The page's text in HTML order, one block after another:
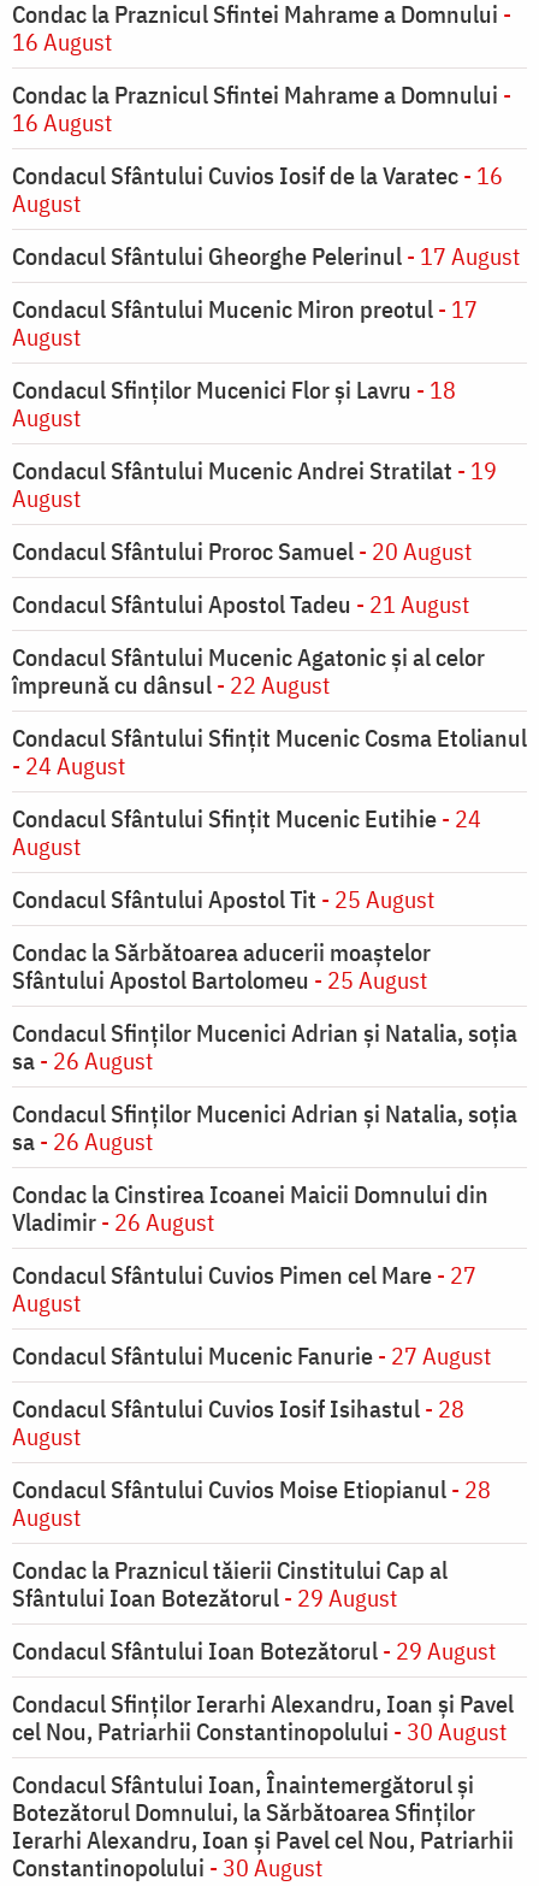
Condac la Praznicul Sfintei Mahrame a Domnului -
16 August
Condac la Praznicul Sfintei Mahrame a Domnului -
16 August
Condacul Sfântului Cuvios Iosif de la Varatec- 16
August
Condacul Sfântului Gheorghe Pelerinul- 17 August
Condacul Sfântului Mucenic Miron preotul- 17
August
Condacul Sfinţilor Mucenici Flor şi Lavru - 18
August
Condacul Sfântului Mucenic Andrei Stratilat - 19
August
Condacul Sfântului Proroc Samuel- 20 August
Condacul Sfântului Apostol Tadeu - 21 August
Condacul Sfântului Mucenic Agatonic şi al celor
împreună cu dânsul- 22 August
Condacul Sfântului Sfinţit Mucenic Cosma Etolianul
- 24 August
Condacul Sfântului Sfinţit Mucenic Eutihie- 24
August
Condacul Sfântului Apostol Tit - 25 August
Condac la Sărbătoarea aducerii moaştelor
Sfântului Apostol Bartolomeu - 25 August
Condacul Sfinţilor Mucenici Adrian şi Natalia, soţia
sa- 26 August
Condacul Sfinţilor Mucenici Adrian şi Natalia, soţia
sa- 26 August
Condac la Cinstirea Icoanei Maicii Domnului din
Vladimir- 26 August
Condacul Sfântului Cuvios Pimen cel Mare- 27
August
Condacul Sfântului Mucenic Fanurie- 27 August
Condacul Sfântului Cuvios Iosif Isihastul- 28
August
Condacul Sfântului Cuvios Moise Etiopianul- 28
August
Condac la Praznicul tăierii Cinstitului Cap al
Sfântului Ioan Botezătorul- 29 August
Condacul Sfântului Ioan Botezătorul- 29 August
Condacul Sfinţilor Ierarhi Alexandru, Ioan şi Pavel
cel Nou, Patriarhii Constantinopolului - 30 August
Condacul Sfântului Ioan, Înaintemergătorul şi
Botezătorul Domnului, la Sărbătoarea Sfinţilor
Ierarhi Alexandru, Ioan şi Pavel cel Nou, Patriarhii
Constantinopolului - 30 August